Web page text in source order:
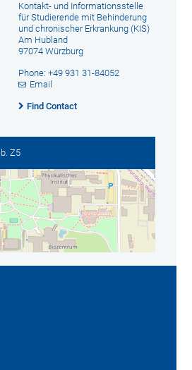
Kontakt- und Informationsstelle
für Studierende mit Behinderung
und chronischer Erkrankung (KIS)
Am Hubland
97074 Würzburg
Phone: +49 931 31-84052
Email
Find Contact
Z5